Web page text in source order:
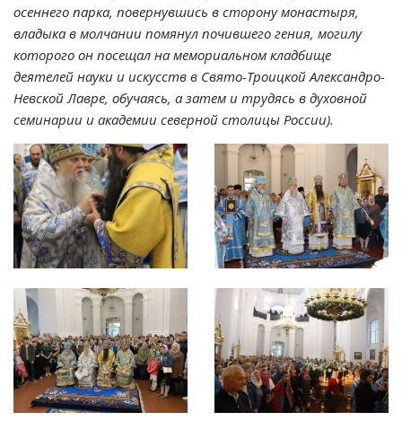
осеннего парка, повернувшись в сторону монастыря,
владыка в молчании помянул почившего гения, могилу
которого он посещал на мемориальном кладбище
деятелей науки и искусств в Свято-Троицкой Александро-
Невской Лавре, обучаясь, а затем и трудясь в духовной
семинарии и академии северной столицы России).